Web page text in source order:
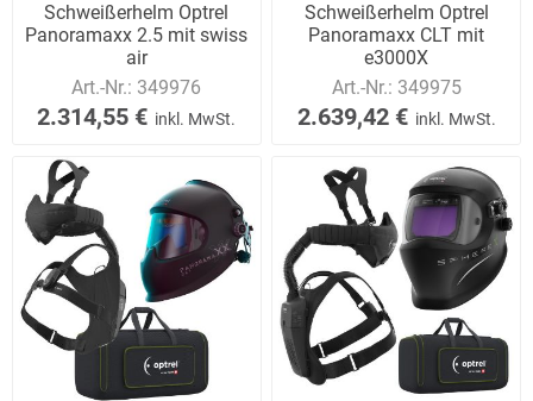
Schweißerhelm Optrel
Panoramaxx 2.5 mit swiss
air
Art.-Nr.: 349976
2.314,55 € inkl. MwSt.
Schweißerhelm Optrel
Panoramaxx CLT mit
e3000X
Art.-Nr.: 349975
2.639,42 € inkl. MwSt.